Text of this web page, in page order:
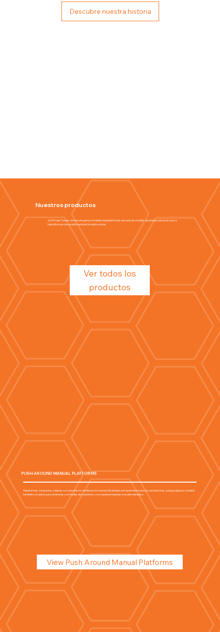
Descubre nuestra historia
Nuestros productos
JLG Power Towers ofrece una gama completa de plataformas elevadoras móviles diseñadas para el acceso a
baja altura en una amplia variedad de aplicaciones.
Ver todos los
productos
PUSH-AROUND MANUAL PLATFORMS
Plataformas compactas y ligeras con mecanismo de elevación manual. Diseñadas principalmente para uso en interiores, aunque algunos modelos
también son aptos para exteriores, son fáciles de maniobrar y no requieren baterías ni aceite hidráulico.
View Push Around Manual Platforms